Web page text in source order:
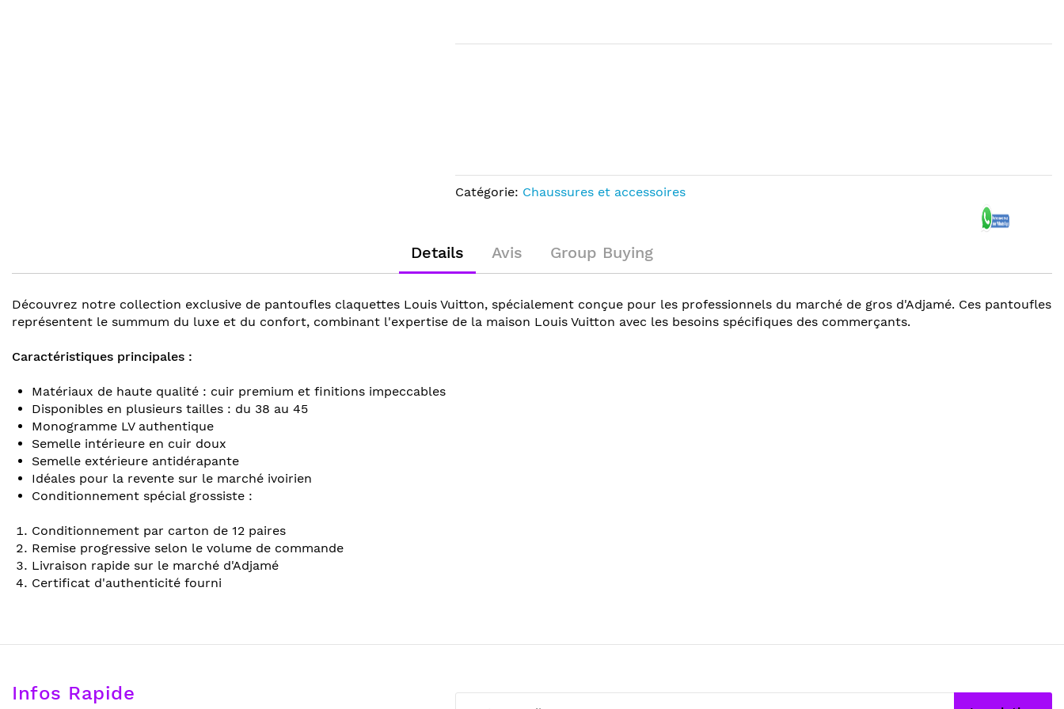
Catégorie: Chaussures et accessoires
Details
Découvrez notre collection exclusive de pantoufles claquettes Louis Vuitton, spécialement conçue pour les professionnels du marché de gros d'Adjamé. Ces pantoufles
représentent le summum du luxe et du confort, combinant l'expertise de la maison Louis Vuitton avec les besoins spécifiques des commerçants.
Caractéristiques principales :
Matériaux de haute qualité : cuir premium et finitions impeccables
Disponibles en plusieurs tailles : du 38 au 45
Monogramme LV authentique
Semelle intérieure en cuir doux
Semelle extérieure antidérapante
Idéales pour la revente sur le marché ivoirien
Conditionnement spécial grossiste :
Conditionnement par carton de 12 paires
Remise progressive selon le volume de commande
Livraison rapide sur le marché d'Adjamé
Certificat d'authenticité fourni
Avis Group Buying
Infos Rapide